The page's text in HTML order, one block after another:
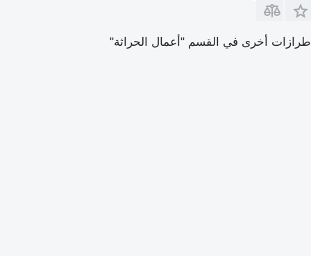
طرازات أخرى في القسم "أعمال الحراثة"